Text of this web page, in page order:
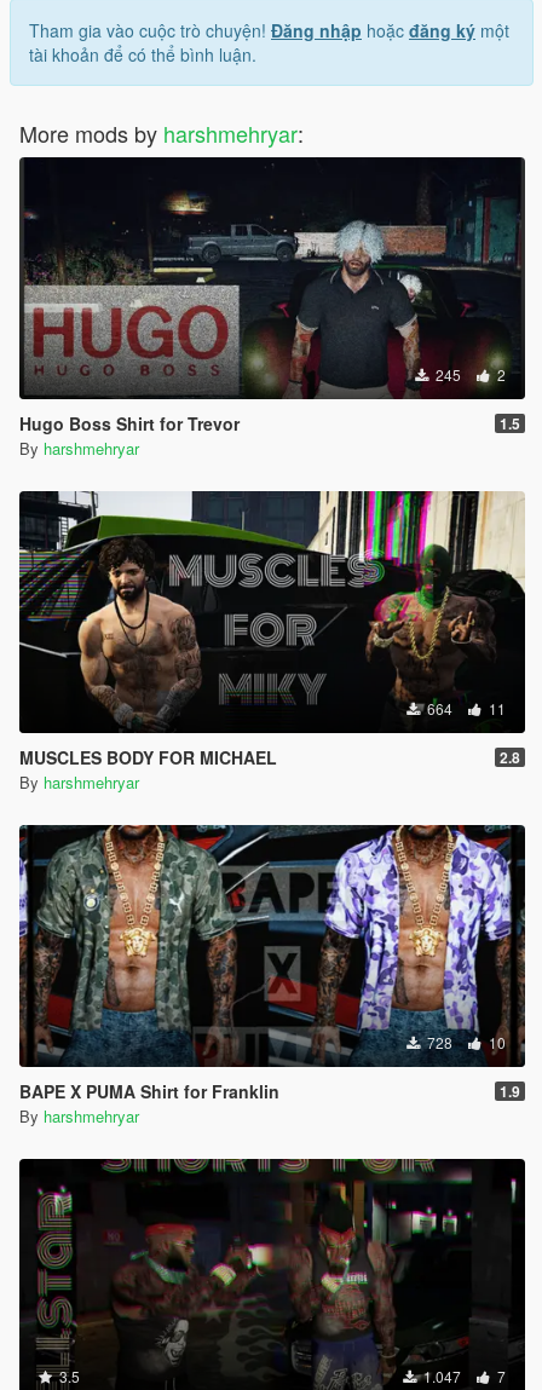
Tham gia vào cuộc trò chuyện! Đăng nhập hoặc đăng ký một
tài khoản để có thể bình luận.
More mods by harshmehryar:
245 2
Hugo Boss Shirt for Trevor 1.5
By harshmehryar
664 11
MUSCLES BODY FOR MICHAEL 2.8
By harshmehryar
728 10
BAPE X PUMA Shirt for Franklin 1.9
By harshmehryar
3.5 1.047 7